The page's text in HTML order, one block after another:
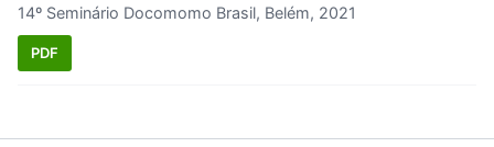
14º Seminário Docomomo Brasil, Belém, 2021
PDF